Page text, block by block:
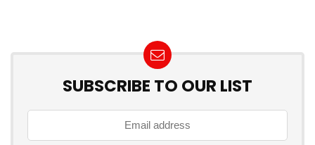
SUBSCRIBE TO OUR LIST